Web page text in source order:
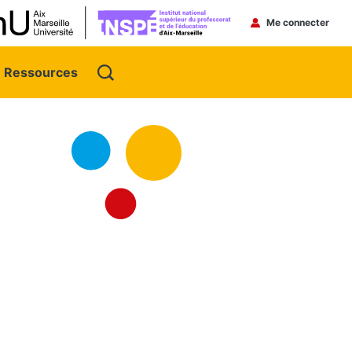
Menu
Me connecter
Ressources